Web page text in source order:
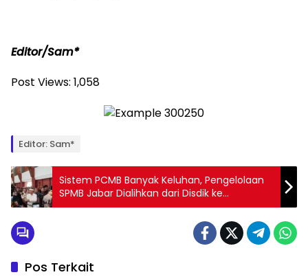
Editor/Sam*
Post Views: 1,058
Editor: Sam*
Sistem PCMB Banyak Keluhan, Pengelolaan
SPMB Jabar Dialihkan dari Disdik ke
Diskominfo
Pos Terkait